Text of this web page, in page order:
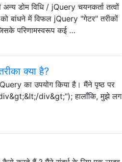
डोम विधि / jQuery चयनकर्ता तत्वों
बांधने में विफल jQuery "गेटर" तरीकों
परिणामस्वरूप कई …
क्या है?
का उपयोग किया है। मैंने पृष्ठ पर
div&gt;"); हालाँकि, मुझे लग